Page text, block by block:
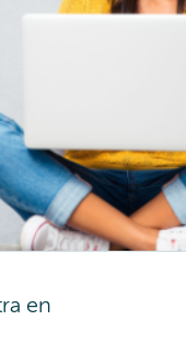
en